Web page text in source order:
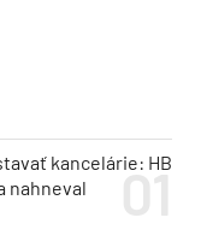
kancelárie: HB
nahneval